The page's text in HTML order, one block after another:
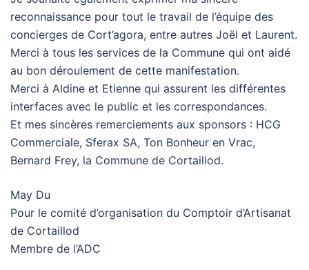
reconnaissance pour tout le travail de l’équipe des
concierges de Cort’agora, entre autres Joël et Laurent.
Merci à tous les services de la Commune qui ont aidé
au bon déroulement de cette manifestation.
Merci à Aldine et Etienne qui assurent les différentes
interfaces avec le public et les correspondances.
Et mes sincères remerciements aux sponsors : HCG
Commerciale, Sferax SA, Ton Bonheur en Vrac,
Bernard Frey, la Commune de Cortaillod.
May Du
Pour le comité d’organisation du Comptoir d’Artisanat
de Cortaillod
Membre de l’ADC